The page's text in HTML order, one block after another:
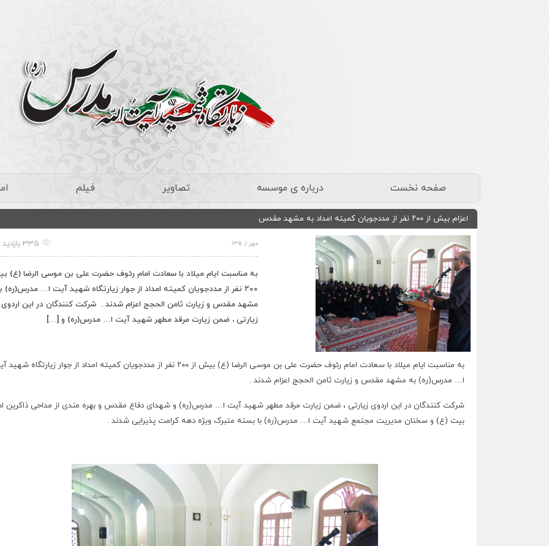
صفحه نخست درباره ی موسسه تصاویر فیلم
اعزام بیش از ۲۰۰ نفر از مددجویان کمیته امداد به مشهد مقدس
مهر ۱, ۱۳۹۱ 335 بازدید
به مناسبت ایام میلاد با سعادت امام رئوف حضرت علی بن موسی الرضا (ع)
۲۰۰ نفر از مددجویان کمیته امداد از جوار زیارتگاه شهید آیت ا… مدرس(ره)
مشهد مقدس و زیارت ثامن الحجج اعزام شدند . شرکت کنندگان در این اردوی
زیارتی ، ضمن زیارت مرقد مطهر شهید آیت ا… مدرس(ره) و […]
به مناسبت ایام میلاد با سعادت امام رئوف حضرت علی بن موسی الرضا (ع) بیش از ۲۰۰ نفر از مددجویان کمیته امداد از جوار زیارتگاه
ا… مدرس(ره) به مشهد مقدس و زیارت ثامن الحجج اعزام شدند .
شرکت کنندگان در این اردوی زیارتی ، ضمن زیارت مرقد مطهر شهید آیت ا… مدرس(ره) و شهدای دفاع مقدس و بهره مندی از مداحی ذاکرین
بیت (ع) و سخنان مدیریت مجتمع شهید آیت ا… مدرس(ره) با بسته متبرک ویژه دهه کرامت پذیرایی شدند .